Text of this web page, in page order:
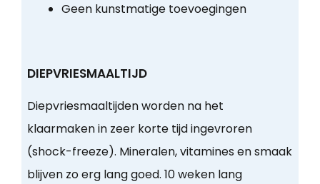
Geen kunstmatige toevoegingen
DIEPVRIESMAALTIJD
Diepvriesmaaltijden worden na het
klaarmaken in zeer korte tijd ingevroren
(shock-freeze). Mineralen, vitamines en smaak
blijven zo erg lang goed. 10 weken lang